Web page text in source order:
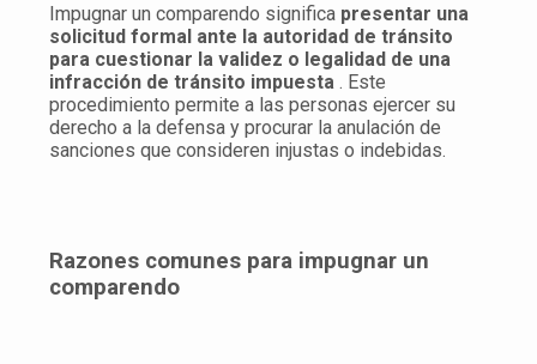
Impugnar un comparendo significa presentar una
solicitud formal ante la autoridad de tránsito
para cuestionar la validez o legalidad de una
infracción de tránsito impuesta . Este
procedimiento permite a las personas ejercer su
derecho a la defensa y procurar la anulación de
sanciones que consideren injustas o indebidas.
Razones comunes para impugnar un
comparendo